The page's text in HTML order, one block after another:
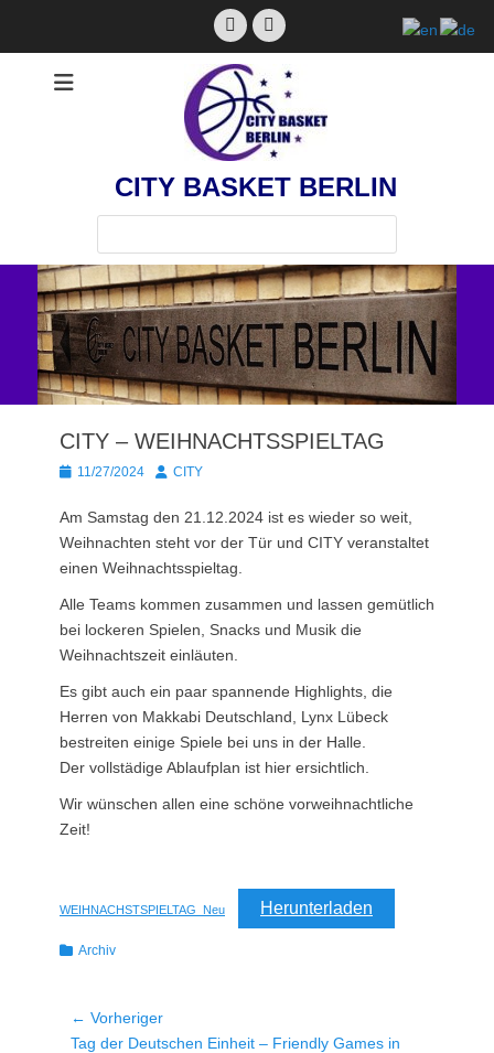
FacebookInstagram
CITY BASKET BERLIN
nach:
CITY – WEIHNACHTSSPIELTAG
Posted11/27/2024 AutorCITY
Am Samstag den 21.12.2024 ist es wieder so weit,
Weihnachten steht vor der Tür und CITY veranstaltet
einen Weihnachtsspieltag.
Alle Teams kommen zusammen und lassen gemütlich
bei lockeren Spielen, Snacks und Musik die
Weihnachtszeit einläuten.
Es gibt auch ein paar spannende Highlights, die
Herren von Makkabi Deutschland, Lynx Lübeck
bestreiten einige Spiele bei uns in der Halle.
Der vollstädige Ablaufplan ist hier ersichtlich.
Wir wünschen allen eine schöne vorweihnachtliche
Zeit!
WEIHNACHSTSPIELTAG_Neu Herunterladen
Kategorien
Archiv
Beitragsnavigation
← Vorheriger
Vorheriger
Tag der Deutschen Einheit – Friendly Games in